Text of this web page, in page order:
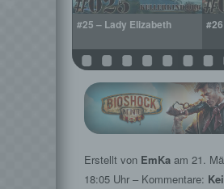
#25 – Lady Elizabeth
Erstellt von EmKa am 21.
18:05 Uhr – Kommentare: